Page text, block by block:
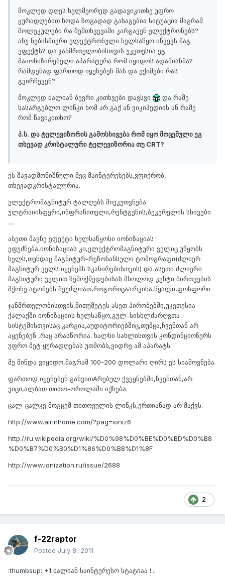
მოკლედ დღეს ხელმეორედ გადავიკითხე უფრო
ყურადღებით ხოდა ზოგადად გასაგებია სიტუაცია მაგრამ
მოლეკულები რა შემთხვევაში კარგავენ ელექტრონებს?
ანუ ნებისმიერი ელექტრონული ხელსაწყო იწვევს მაგ
ეფექტს? და ჯანმრთელობისთვის უკეთესია ეგ
მაიონიზირებელი აპარატურა რომ იყიდოს ადამიანმა?
რამდენად ფართოდ იყენებენ მას და ექიმები რას
გვირჩევენ?
მოკლედ ძალიან ბევრი კითხვები დავსვი
და რამე
სასარგებლო ლინკი ხომ არ გაქ ან ვიკიპედიის ან რამე
რომ წავიკითხო?
პ.ს. და ტელევიზორის გამოსხივება რომ იყო მოცემული ეგ
თხევად კრისტალური ტელევიზორია თუ CRT?
ეს შავადმონიშნული მეც მაინტერესებს,ვფიქრობ,
თხევადკრისტალურია.
ელექტრომაგნიტურ ტალღებს მიეკუთვნება
ულტრაიისფერი,ინფრაწითელი,რენტგენის,ბეკერელის სხივები
....
ასეთი მავნე ეფექტი ხელსაწყოსი იონიზაციას
ეფუძნება,იონიზაციას კი,ელექტრომაგნიტური ველიც უწყობს
ხელს,თუნდაც მაგნიტურ-რეზონანსული ტომოგრაფი(ძლიერ
მაგნიტურ ველს იყენებს სკანირებისთვის) და ასეთი ძლიერი
მაგნიტური ველით ზემოქმედებისას მხოლოდ კენტი ბირთვების
მქონე ატომებს შეუძლიათ,როგორიცაა:რკინა,წყალი,ფოსფორი
ჯანმრთელობისთვის,მითუმეტეს ასეთ პირობებში,უკეთესია
ქალაქში იონიზაციის ხელსაწყო,გულ-სისხლძარღვთა
სისტემისთვისაც კარგია,აუდიტორიებშიც,თუმცა,ჩვენთან არ
აყენებენ ,რაც არასწორია. ხალხი სახლისთვის კონდინციონერს
უფრო მეტ ყურადღებას უთმობს,ვიდრე ამ აპარატს.
მე მინდა ვიყიდო,მაგრამ 100-200 დოლარი ღირს ეს სიამოვნება.
ფართოდ იყენებენ განვითAრებულ ქვეყნებში,ჩვენთან,არ
ვიცი,ალბათ თითო-ოროლაში იქნება.
ცალ-ცალკე მოგცემ თითოეულის ლინკს,ერთიანად არ მაქვს:
http://www.airinhome.com/?pag=ioniz6
http://ru.wikipedia.org/wiki/%D0%98%D0%BE%D0%BD%D0%B8
%D0%B7%D0%B0%D1%86%D0%B8%D1%8F
http://www.ionization.ru/issue/2688
2
f-22raptor
Posted July 8, 2011
:thumbsup: +1 ძალიან საინტერესო სტატიაა !...